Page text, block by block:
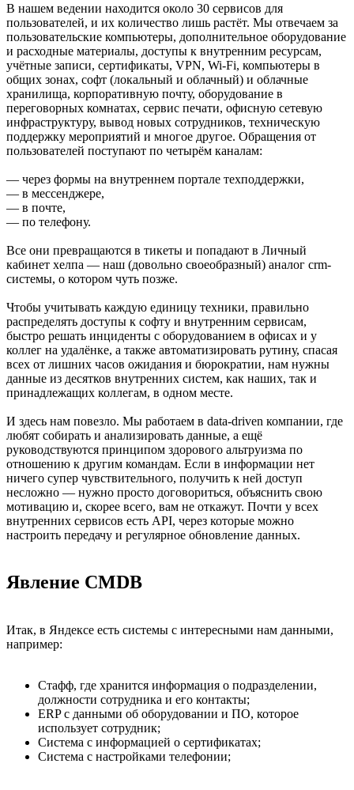
В нашем ведении находится около 30 сервисов для
пользователей, и их количество лишь растёт. Мы отвечаем за
пользовательские компьютеры, дополнительное оборудование
и расходные материалы, доступы к внутренним ресурсам,
учётные записи, сертификаты, VPN, Wi-Fi, компьютеры в
общих зонах, софт (локальный и облачный) и облачные
хранилища, корпоративную почту, оборудование в
переговорных комнатах, сервис печати, офисную сетевую
инфраструктуру, вывод новых сотрудников, техническую
поддержку мероприятий и многое другое. Обращения от
пользователей поступают по четырём каналам:
— через формы на внутреннем портале техподдержки,
— в мессенджере,
— в почте,
— по телефону.
Все они превращаются в тикеты и попадают в Личный
кабинет хелпа — наш (довольно своеобразный) аналог crm-
системы, о котором чуть позже.
Чтобы учитывать каждую единицу техники, правильно
распределять доступы к софту и внутренним сервисам,
быстро решать инциденты с оборудованием в офисах и у
коллег на удалёнке, а также автоматизировать рутину, спасая
всех от лишних часов ожидания и бюрократии, нам нужны
данные из десятков внутренних систем, как наших, так и
принадлежащих коллегам, в одном месте.
И здесь нам повезло. Мы работаем в data-driven компании, где
любят собирать и анализировать данные, а ещё
руководствуются принципом здорового альтруизма по
отношению к другим командам. Если в информации нет
ничего супер чувствительного, получить к ней доступ
несложно — нужно просто договориться, объяснить свою
мотивацию и, скорее всего, вам не откажут. Почти у всех
внутренних сервисов есть API, через которые можно
настроить передачу и регулярное обновление данных.
Явление CMDB
Итак, в Яндексе есть системы с интересными нам данными,
например:
Стафф, где хранится информация о подразделении,
должности сотрудника и его контакты;
ERP с данными об оборудовании и ПО, которое
использует сотрудник;
Система с информацией о сертификатах;
Система с настройками телефонии;